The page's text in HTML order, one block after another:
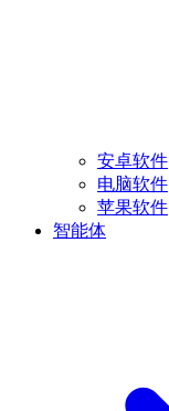
安卓软件
电脑软件
苹果软件
智能体